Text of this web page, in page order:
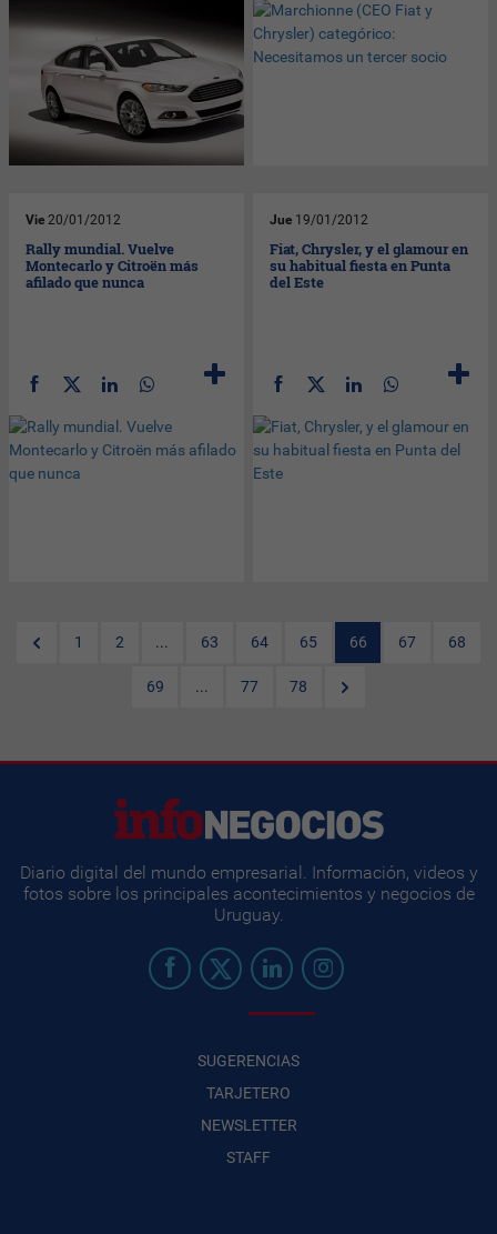
Vie 20/01/2012
Rally mundial. Vuelve
Montecarlo y Citroën más
afilado que nunca
Jue 19/01/2012
Fiat, Chrysler, y el glamour en
su habitual fiesta en Punta
del Este
1 2 ... 63 64 65 66 67 68
69 ... 77 78
Diario digital del mundo empresarial. Información, videos y
fotos sobre los principales acontecimientos y negocios de
Uruguay.
SUGERENCIAS
TARJETERO
NEWSLETTER
STAFF